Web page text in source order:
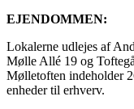
EJENDOMMEN:
Lokalerne udlejes af
Mølle Allé 19 og
Mølletoften indeholder
enheder til erhverv.